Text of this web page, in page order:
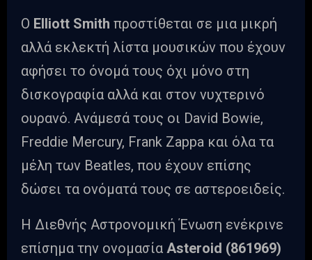
Ο Elliott Smith προστίθεται σε μια μικρή
αλλά εκλεκτή λίστα μουσικών που έχουν
αφήσει το όνομά τους όχι μόνο στη
δισκογραφία αλλά και στον νυχτερινό
ουρανό. Ανάμεσά τους οι David Bowie,
Freddie Mercury, Frank Zappa και όλα τα
μέλη των Beatles, που έχουν επίσης
δώσει τα ονόματά τους σε αστεροειδείς.
Η Διεθνής Αστρονομική Ένωση ενέκρινε
επίσημα την ονομασία Asteroid (861969)